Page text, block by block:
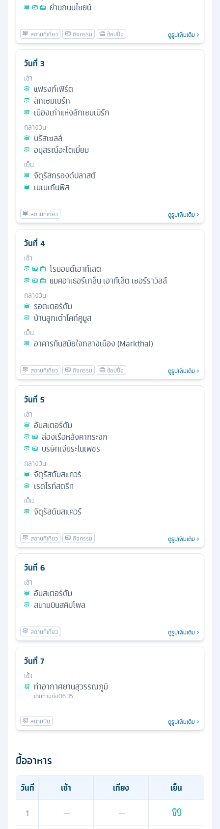
ย่านถนนไซยน์
ดูรูปเพิ่มเติม
วันที่ 3
เช้า
แฟรงก์เฟิร์ต
ลักเซมเบิร์ก
เมืองเก่าแห่งลักเซมเบิร์ก
กลางวัน
บรัสเซลล์
อนุสรณ์อะโตเมี่ยม
เย็น
จัตุรัสกรองด์ปลาสต์
เมเนเก้นพีส
ดูรูปเพิ่มเติม
วันที่ 4
เช้า
โรมอนด์เอาท์เลต
แมคอาเธอร์เกล็น เอาท์เล็ต เซอร์ราวิลล์
กลางวัน
รอตเตอร์ดัม
บ้านลูกเต๋าไคก์คูมูส
เย็น
อาคารทันสมัยใจกลางเมือง (Markthal)
ดูรูปเพิ่มเติม
วันที่ 5
เช้า
อัมสเตอร์ดัม
ล่องเรือหลังคากระจก
บริษัทเจียระไนเพชร
กลางวัน
จัตุรัสดัมสแควร์
เรดไรท์สตรีท
เย็น
จัตุรัสดัมสแควร์
ดูรูปเพิ่มเติม
วันที่ 6
เช้า
อัมสเตอร์ดัม
สนามบินสคิปโพล
ดูรูปเพิ่มเติม
วันที่ 7
เช้า
ท่าอากาศยานสุวรรณภูมิ
เดินทางถึง06.35
ดูรูปเพิ่มเติม
มื้ออาหาร
วันที่ เช้า เที่ยง
เย็น
1
— —